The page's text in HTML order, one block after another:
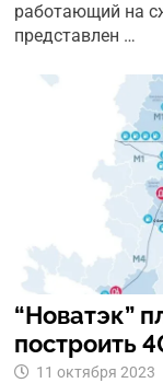
работающий на
представлен …
“Новатэк”
построить
11 октября 2023